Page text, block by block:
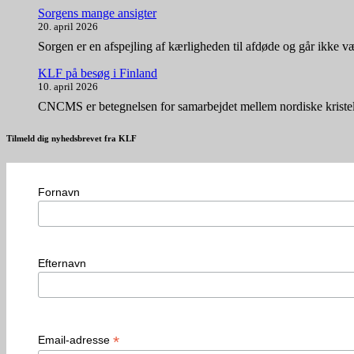
Sorgens mange ansigter
20. april 2026
Sorgen er en afspejling af kærligheden til afdøde og går ikke
KLF på besøg i Finland
10. april 2026
CNCMS er betegnelsen for samarbejdet mellem nordiske
Tilmeld dig nyhedsbrevet fra KLF
Fornavn
Efternavn
Email-adresse *